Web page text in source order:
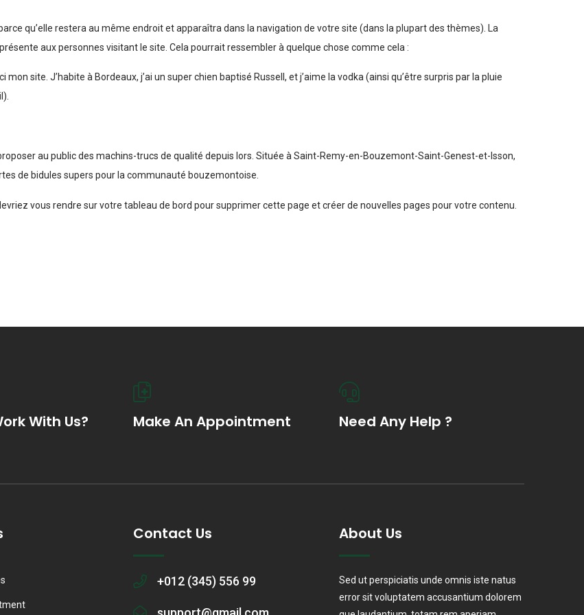
qu’elle restera au même endroit et apparaîtra dans la navigation de votre site (dans la plupart des thèmes). La
aux personnes visitant le site. Cela pourrait ressembler à quelque chose comme cela :
site. J’habite à Bordeaux, j’ai un super chien baptisé Russell, et j’aime la vodka (ainsi qu’être surpris par la pluie
au public des machins-trucs de qualité depuis lors. Située à Saint-Remy-en-Bouzemont-Saint-Genest-et-Isson,
de bidules supers pour la communauté bouzemontoise.
vous rendre survotre tableau de bord pour supprimer cette page et créer de nouvelles pages pour votre contenu.
With Us? Make An Appointment Need Any Help ?
Contact Us
+012 (345) 556 99
About Us
Sed ut perspiciatis unde omnis iste natus
error sit voluptatem accusantium dolorem